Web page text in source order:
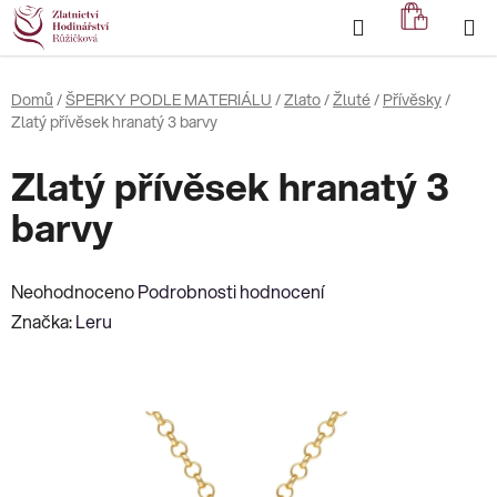
Přejít
na
obsah
Hledat
KOŠÍK
Domů /ŠPERKY PODLE MATERIÁLU /Zlato/Žluté/ Přívěsky/
Zlatý přívěsek hranatý 3 barvy
Zlatý přívěsek hranatý 3
barvy
Průměrné
hodnocení
NeohodnocenoPodrobnosti hodnocení
Značka:Leru